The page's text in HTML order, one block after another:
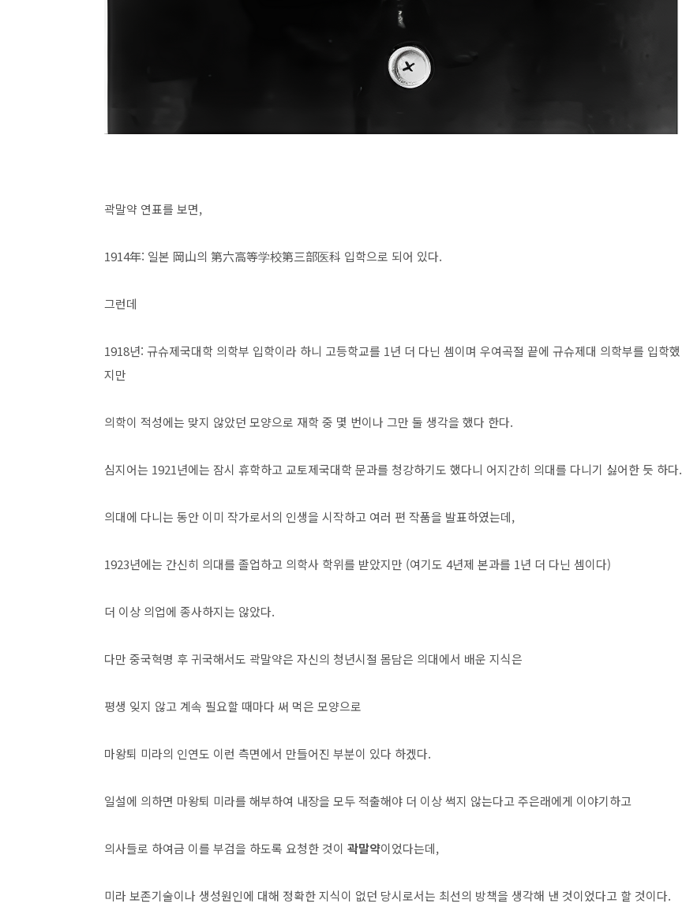
곽말약 연표를 보면,
1914年: 일본 岡山의 第六高等学校第三部医科 입학으로 되어 있다.
그런데
1918년: 규슈제국대학 의학부 입학이라 하니 고등학교를 1년 더 다닌 셈이며 우여곡절 끝에 규슈제대 의학부를 입학했
지만
의학이 적성에는 맞지 않았던 모양으로 재학 중 몇 번이나 그만 둘 생각을 했다 한다.
심지어는 1921년에는 잠시 휴학하고 교토제국대학 문과를 청강하기도 했다니 어지간히 의대를 다니기 싫어한 듯 하다.
의대에 다니는 동안 이미 작가로서의 인생을 시작하고 여러 편 작품을 발표하였는데,
1923년에는 간신히 의대를 졸업하고 의학사 학위를 받았지만 (여기도 4년제 본과를 1년 더 다닌 셈이다)
더 이상 의업에 종사하지는 않았다.
다만 중국혁명 후 귀국해서도 곽말약은 자신의 청년시절 몸담은 의대에서 배운 지식은
평생 잊지 않고 계속 필요할 때마다 써 먹은 모양으로
마왕퇴 미라의 인연도 이런 측면에서 만들어진 부분이 있다 하겠다.
일설에 의하면 마왕퇴 미라를 해부하여 내장을 모두 적출해야 더 이상 썩지 않는다고 주은래에게 이야기하고
의사들로 하여금 이를 부검을 하도록 요청한 것이 곽말약이었다는데,
미라 보존기술이나 생성원인에 대해 정확한 지식이 없던 당시로서는 최선의 방책을 생각해 낸 것이었다고 할 것이다.